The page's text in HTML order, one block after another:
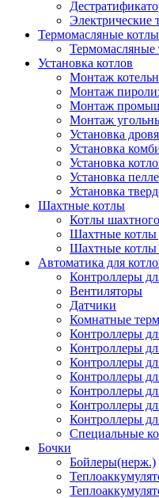
Электрические
Термомасляные котлы
Установка котлов
Монтаж
Монтаж
Монтаж
Монтаж
Установка
Установка
Установка
Установка
Установка
Шахтные котлы
Котлы
Шахтные котлы
Шахтные котлы
Автоматика для
Контроллеры
Вентиляторы
Датчики
Комнатные
Контроллеры
Контроллеры
Контроллеры
Контроллеры
Контроллеры
Контроллеры
Контроллеры
Специальные
Бочки
Бойлеры(нерж.)